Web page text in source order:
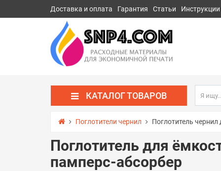
Доставка и оплата Гарантия Статьи Инструкции
КАТАЛОГ ТОВАРОВ
Поглотители чернил Поглотитель чернил
Поглотитель для
памперс-абсорбер